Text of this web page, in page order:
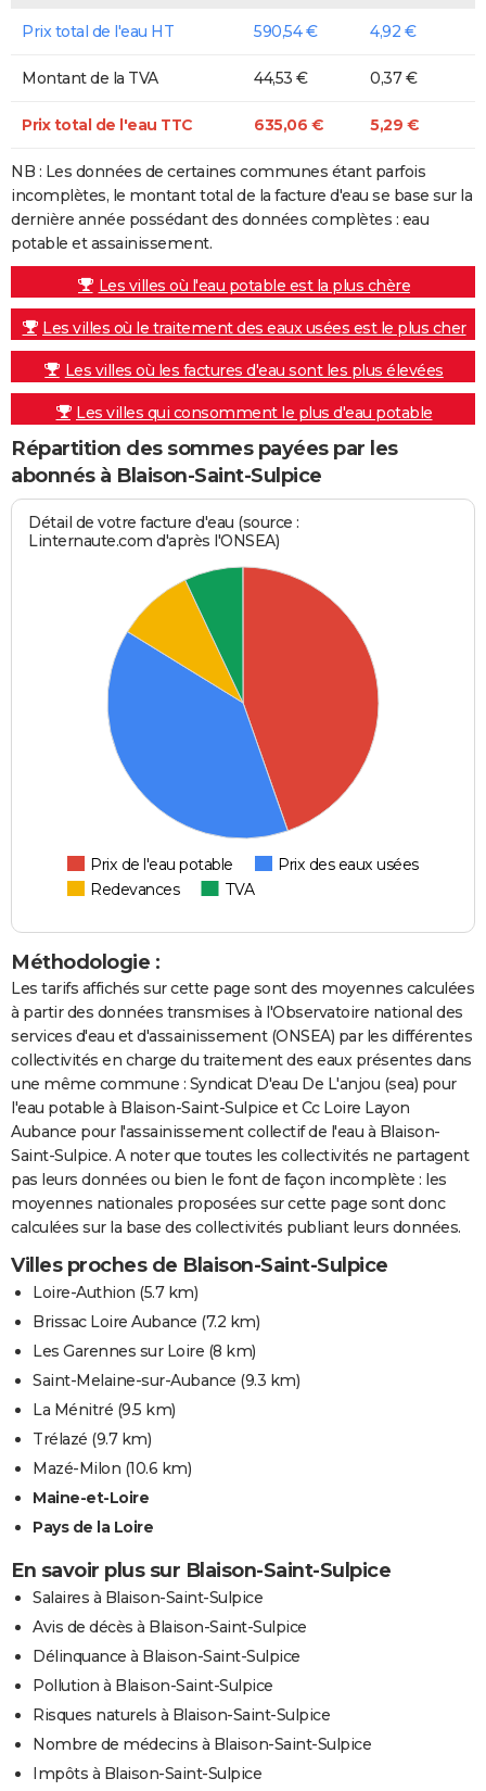
Prix total de l'eau HT 590,54 € 4,92 €
Montant de la TVA 44,53 € 0,37 €
Prix total de l'eau TTC 635,06 € 5,29 €
NB : Les données de certaines communes étant parfois
incomplètes, le montant total de la facture d'eau se base sur la
dernière année possédant des données complètes : eau
potable et assainissement.
Les villes où l'eau potable est la plus chère
Les villes où le traitement des eaux usées est le plus cher
Les villes où les factures d'eau sont les plus élevées
Les villes qui consomment le plus d'eau potable
Répartition des sommes payées par les
abonnés à Blaison-Saint-Sulpice
Détail de votre facture d'eau (source :
Linternaute.com d'après l'ONSEA)
Prix de l'eau potable
Prix des eaux usées
Redevances
TVA
Méthodologie :
Les tarifs affichés sur cette page sont des moyennes calculées
à partir des données transmises à l'Observatoire national des
services d'eau et d'assainissement (ONSEA) par les différentes
collectivités en charge du traitement des eaux présentes dans
une même commune : Syndicat D'eau De L'anjou (sea) pour
l'eau potable à Blaison-Saint-Sulpice et Cc Loire Layon
Aubance pour l'assainissement collectif de l'eau à Blaison-
Saint-Sulpice. A noter que toutes les collectivités ne partagent
pas leurs données ou bien le font de façon incomplète : les
moyennes nationales proposées sur cette page sont donc
calculées sur la base des collectivités publiant leurs données.
Villes proches de Blaison-Saint-Sulpice
Loire-Authion (5.7 km)
Brissac Loire Aubance (7.2 km)
Les Garennes sur Loire (8 km)
Saint-Melaine-sur-Aubance (9.3 km)
La Ménitré (9.5 km)
Trélazé (9.7 km)
Mazé-Milon (10.6 km)
Maine-et-Loire
Pays de la Loire
En savoir plus sur Blaison-Saint-Sulpice
Salaires à Blaison-Saint-Sulpice
Avis de décès à Blaison-Saint-Sulpice
Délinquance à Blaison-Saint-Sulpice
Pollution à Blaison-Saint-Sulpice
Risques naturels à Blaison-Saint-Sulpice
Nombre de médecins à Blaison-Saint-Sulpice
Impôts à Blaison-Saint-Sulpice